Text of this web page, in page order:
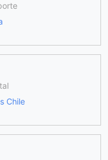
Chile